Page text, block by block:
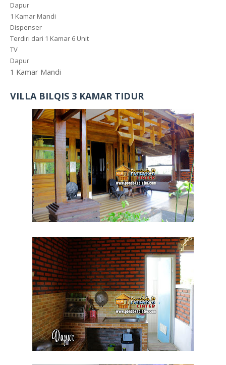
Dapur
1 Kamar Mandi
Dispenser
Terdiri dari 1 Kamar 6 Unit
TV
Dapur
1 Kamar Mandi
VILLA BILQIS 3 KAMAR TIDUR